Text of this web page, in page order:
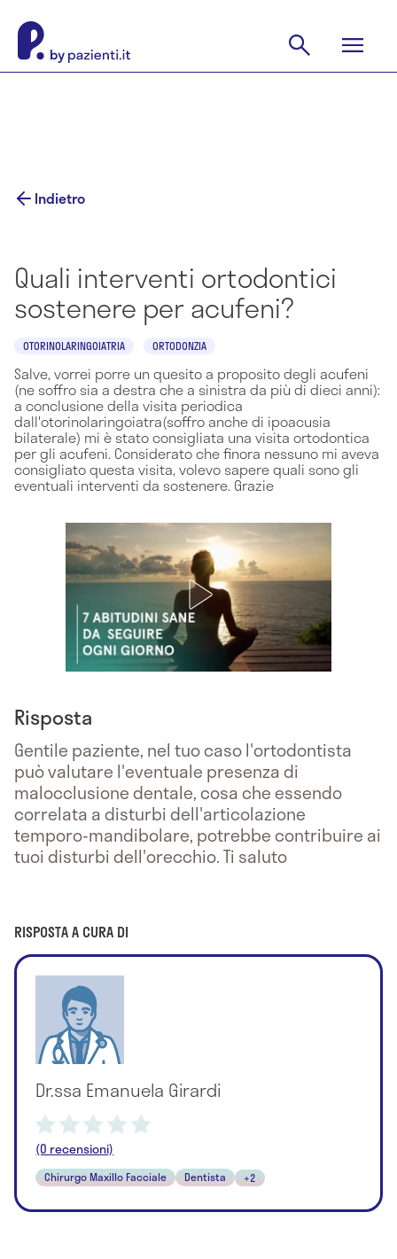
Indietro
Quali interventi ortodontici
sostenere per acufeni?
OTORINOLARINGOIATRIA ORTODONZIA
Salve, vorrei porre un quesito a proposito degli acufeni
(ne soffro sia a destra che a sinistra da più di dieci anni):
a conclusione della visita periodica
dall'otorinolaringoiatra(soffro anche di ipoacusia
bilaterale) mi è stato consigliata una visita ortodontica
per gli acufeni. Considerato che finora nessuno mi aveva
consigliato questa visita, volevo sapere quali sono gli
eventuali interventi da sostenere. Grazie
Risposta
Gentile paziente, nel tuo caso l'ortodontista
può valutare l'eventuale presenza di
malocclusione dentale, cosa che essendo
correlata a disturbi dell'articolazione
temporo-mandibolare, potrebbe contribuire ai
tuoi disturbi dell'orecchio. Ti saluto
RISPOSTA A CURA DI
Dr.ssa Emanuela Girardi
(0 recensioni)
Chirurgo Maxillo Facciale Dentista +2